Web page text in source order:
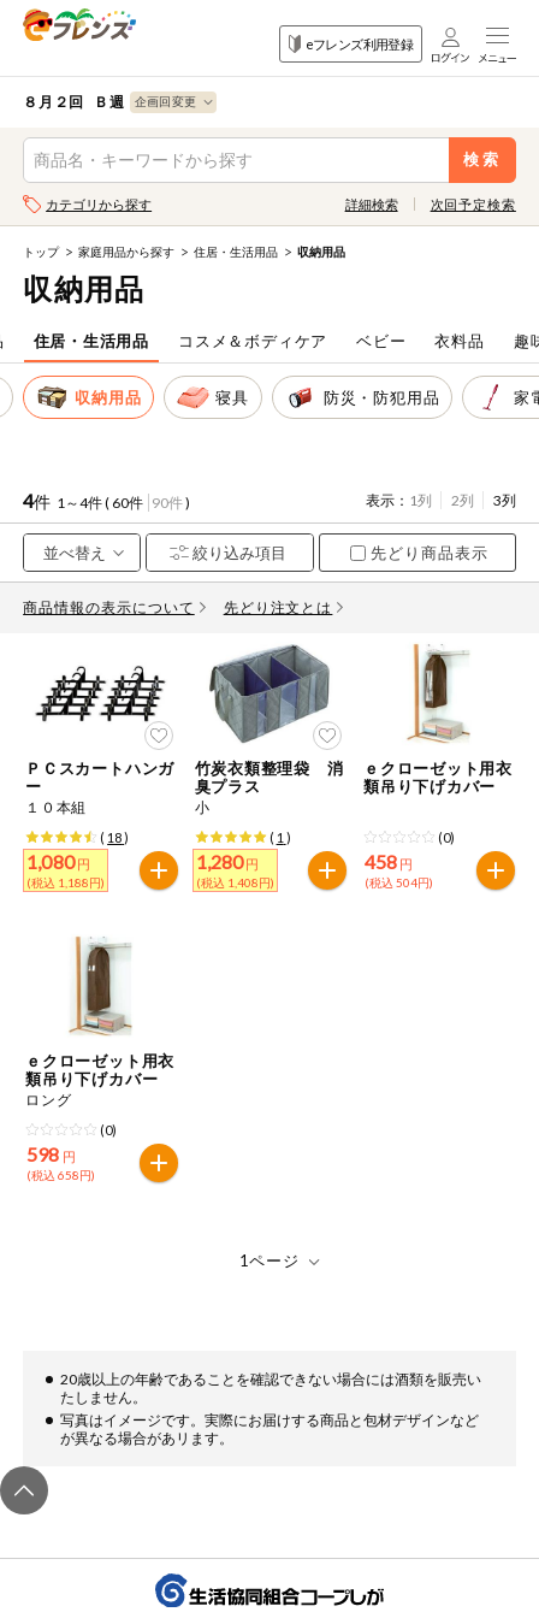
eフレンズ利用登録
ログイン
生協加入はこちら
登録から開始まで
注文番号注文
お気に入り注文
注文履歴注文
WEBカタログ
先着限定から探す
人気カテゴリ
食品から探す
家庭用品から探す
目的から探す
毎週自動お届け商品を確認する
専門ショップサイト
コープしがの情報サイト
８月２回 Ｂ週
検索
食品
から探す
目的
から探す
果物
野菜
肉・ハム・ソ
ーセージ
魚介・加工品
米・雑穀など
パン・ジャム
豆腐・納豆・
こんにゃく
冷凍食品
ミールキット
麺類
レトルト・缶
調味料・だ
し・油・ルー
おやつ
飲料
トイレットペ
ーパー
衛生・生理用
果物すべて
カテゴリから探す 詳細検索
検索条件を指定してください。全項目に条件を指定しなくて
も検索できます。
キーワード
キーワードをすべて含む
メーカー名
カテゴリ
特価情報
アレルゲン情報
特定原材料と特定原材料に準ずるものが含まれていない商品
を検索できます。
小麦
落花生
特定原材料に準ずるもの
アーモンド
牛肉
鶏肉 バナナ 豚肉
マカダミアナッツ
アレルゲン情報は、商品企画時の情報のため、ご使用前には
必ず商品パッケージの表示をご確認ください。
次回予定検索
トップ 家庭用品から探す 住居・生活用品 収納用品
収納用品
住居・生活用品 コスメ＆ボディケア ベビー 衣料品 趣
収納用品 寝具 防災・防犯用品 家
4件 1～4件 ( 60件 90件) 表示： 1列 2列 3列
先どり商品表示
商品情報の表示について 先どり注文とは
ＰＣスカートハンガ
ー
１０本組
( 18)
1,080 円
(税込 1,188円)
竹炭衣類整理袋 消
臭プラス
小
( 1 )
1,280 円
(税込 1,408円)
ｅクローゼット用衣
類吊り下げカバー
(0)
458 円
(税込 504円)
ｅクローゼット用衣
類吊り下げカバー
ロング
(0)
598 円
(税込 658円)
20歳以上の年齢であることを確認できない場合には酒類を販売い
たしません。
写真はイメージです。実際にお届けする商品と包材デザインなど
が異なる場合があリます。